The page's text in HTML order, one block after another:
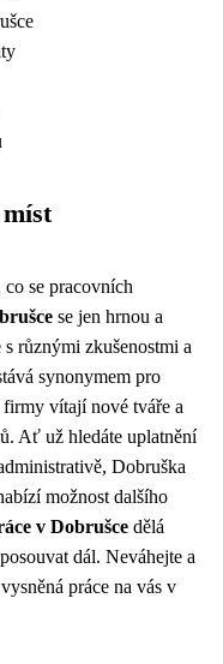
se pracovních
se jen hrnou a
různými zkušenostmi a
synonymem pro
vítají nové tváře a
Ať už hledáte uplatnění
Dobruška
možnost dalšího
v Dobrušce dělá
dál. Neváhejte a
práce na vás v